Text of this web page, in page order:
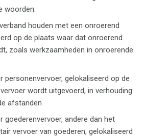
woorden:
houden met een onroerend
op de plaats waar dat onroerend
zoals werkzaamheden in onroerende
personenvervoer, gelokaliseerd op de
wordt uitgevoerd, in verhouding
afstanden
goederenvervoer, andere dan het
vervoer van goederen, gelokaliseerd